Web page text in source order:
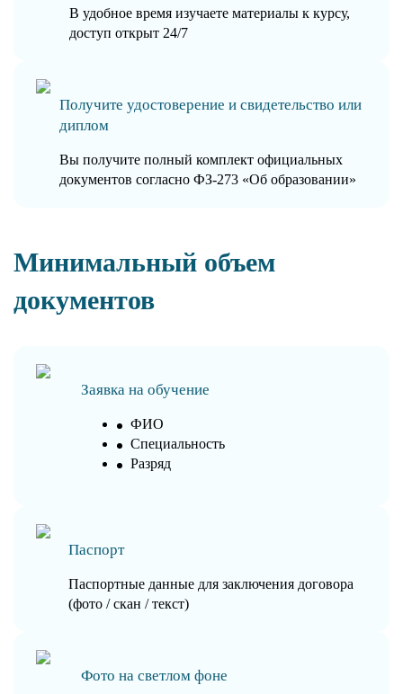
В удобное время изучаете материалы к курсу,
доступ открыт 24/7
Получите удостоверение и свидетельство или
диплом
Вы получите полный комплект официальных
документов согласно ФЗ-273 «Об образовании»
Минимальный объем
документов
Заявка на обучение
ФИО
Специальность
Разряд
Паспорт
Паспортные данные для заключения договора
(фото / скан / текст)
Фото на светлом фоне